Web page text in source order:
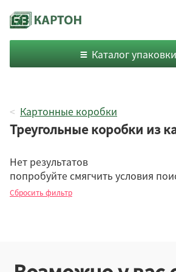
Каталог упаковки
Картонные коробки
Треугольные коробки из
На вынос
Нет результатов
попробуйте смягчить условия
Сбросить фильтр